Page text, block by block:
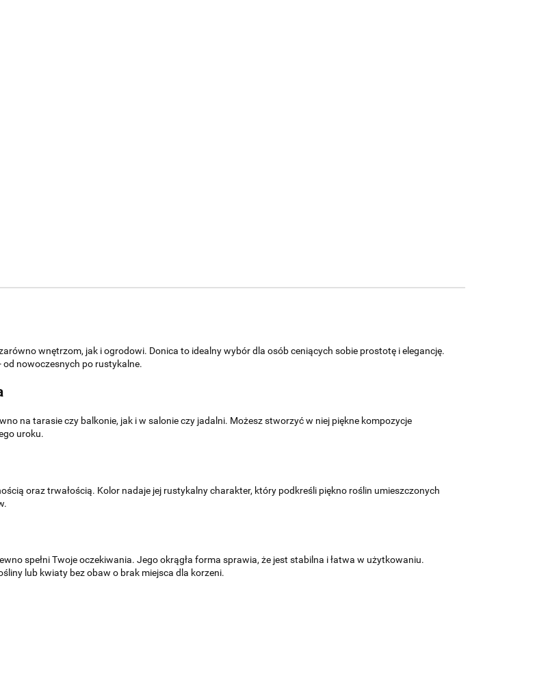
wnętrzom, jak i ogrodowi. Donica to idealny wybór dla osób ceniących sobie prostotę i elegancję.
od nowoczesnych po rustykalne.
na tarasie czy balkonie, jak i w salonie czy jadalni. Możesz stworzyć w niej piękne kompozycje
uroku.
oraz trwałością. Kolor nadaje jej rustykalny charakter, który podkreśli piękno roślin umieszczonych
spełni Twoje oczekiwania. Jego okrągła forma sprawia, że jest stabilna i łatwa w użytkowaniu.
lub kwiaty bez obaw o brak miejsca dla korzeni.